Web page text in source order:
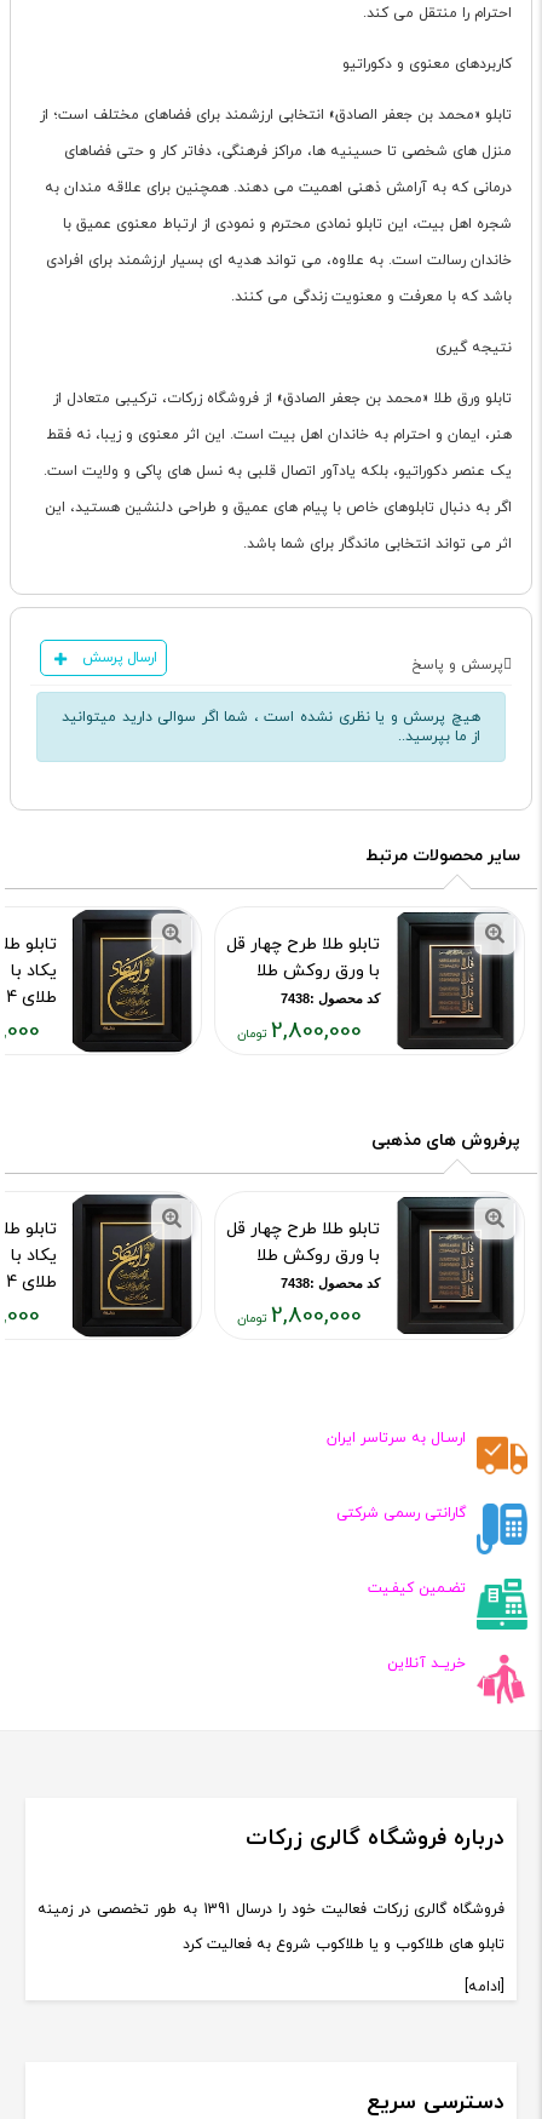
احترام را منتقل می کند.
کاربردهای معنوی و دکوراتیو
تابلو «محمد بن جعفر الصادق» انتخابی ارزشمند برای فضاهای مختلف است؛ از
منزل های شخصی تا حسینیه ها، مراکز فرهنگی، دفاتر کار و حتی فضاهای
درمانی که به آرامش ذهنی اهمیت می دهند. همچنین برای علاقه مندان به
شجره اهل بیت، این تابلو نمادی محترم و نمودی از ارتباط معنوی عمیق با
خاندان رسالت است. به علاوه، می تواند هدیه ای بسیار ارزشمند برای افرادی
باشد که با معرفت و معنویت زندگی می کنند.
نتیجه گیری
تابلو ورق طلا «محمد بن جعفر الصادق» از فروشگاه زرکات، ترکیبی متعادل از
هنر، ایمان و احترام به خاندان اهل بیت است. این اثر معنوی و زیبا، نه فقط
یک عنصر دکوراتیو، بلکه یادآور اتصال قلبی به نسل های پاکی و ولایت است.
اگر به دنبال تابلوهای خاص با پیام های عمیق و طراحی دلنشین هستید، این
اثر می تواند انتخابی ماندگار برای شما باشد.
پرسش و پاسخ ارسال پرسش
هیچ پرسش و یا نظری نشده است ، شما اگر سوالی دارید میتوانید
از ما بپرسید..
سایر محصولات مرتبط
تابلو طلا طرح چهار قل
با ورق روکش طلا
کد محصول :7438
2,800,000
تومان
تابلو
یکاد
طلای 24 عیار
کد محصول
پرفروش های مذهبی
تابلو طلا طرح چهار قل
با ورق روکش طلا
کد محصول :7438
2,800,000
تابلو
یکاد
طلای 24 عیار
کد محصول
ارسـال به سرتاسر ایران
گارانتی رسمی شرکتی
تضـمین کیفـیت
خریــد آنلاین
درباره فروشگاه گالری زرکات
فروشگاه گالری زرکات فعالیت خود را درسال 1391 به طور تخصصی در زمینه
تابلو های طلاکوب و یا طلاکوب شروع به فعالیت کرد
[ادامه]
دسترسی سریع